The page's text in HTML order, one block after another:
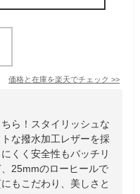
価格と在庫を楽天でチェック >>
ら！スタイリッシュな
な撥水加工レザーを採
くく安全性もバッチリ
25mmのローヒールで
もこだわり、美しさと